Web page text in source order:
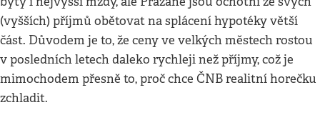
(vyšších) příjmů obětovat na splácení hypotéky větší
část. Důvodem je to, že ceny ve velkých městech rostou
v posledních letech daleko rychleji než příjmy, což je
mimochodem přesně to, proč chce ČNB realitní horečku
zchladit.